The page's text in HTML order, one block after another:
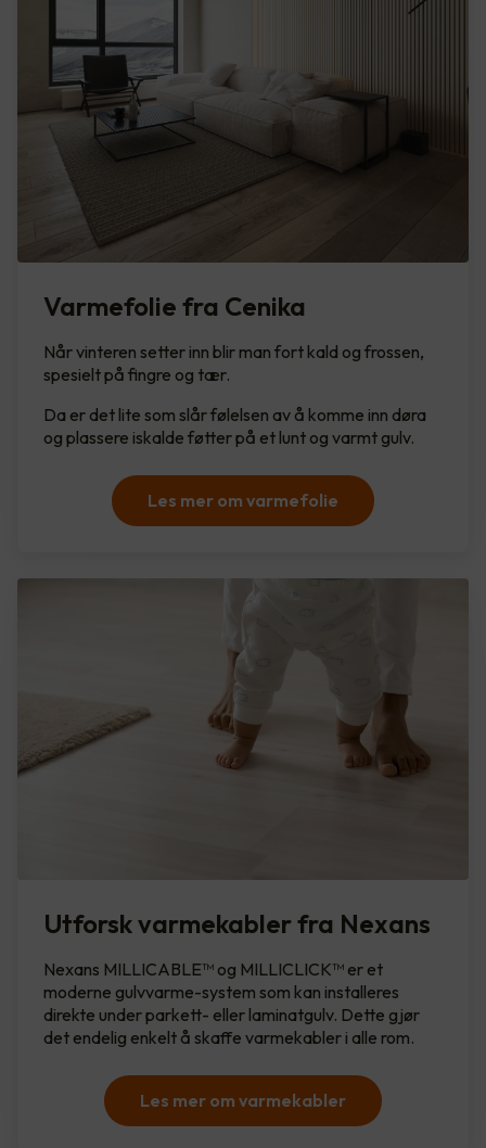
Varmefolie fra Cenika
Når vinteren setter inn blir man fort kald og frossen,
spesielt på fingre og tær.
Da er det lite som slår følelsen av å komme inn døra
og plassere iskalde føtter på et lunt og varmt gulv.
Les mer om varmefolie
Utforsk varmekabler fra Nexans
Nexans MILLICABLE™ og MILLICLICK™ er et
moderne gulvvarme-system som kan installeres
direkte under parkett- eller laminatgulv. Dette gjør
det endelig enkelt å skaffe varmekabler i alle rom.
Les mer om varmekabler